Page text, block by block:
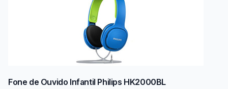
Fone de Ouvido Infantil Philips HK2000BL